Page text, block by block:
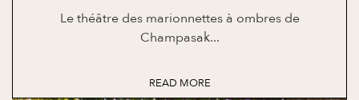
Le théâtre des marionnettes à ombres de
Champasak...
READ MORE